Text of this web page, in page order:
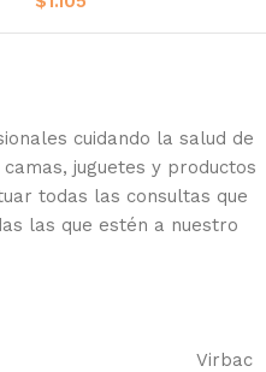
cuidando la salud de
juguetes y productos
todas las consultas que
las que estén a nuestro
Virbac